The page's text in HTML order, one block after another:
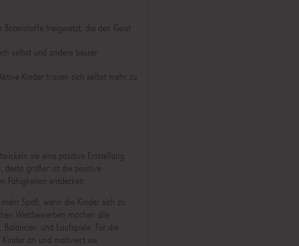
freigesetzt, die den Geist
selbst und andere besser
Kinder trauen sich selbst mehr zu
sie eine positive Einstellung
desto größer ist die positive
entdecken.
Spaß, wenn die Kinder sich zu
Wettbewerben machen alle
und Laufspiele. Für die
Kinder an und motiviert sie